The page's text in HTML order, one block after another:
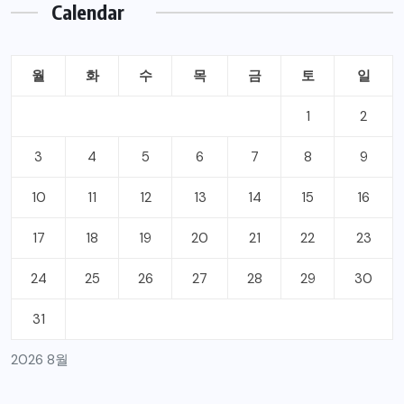
Calendar
2026 8월
월 화 수 목 금 토 일
1 2
3 4 5 6 7 8 9
10 11 12 13 14 15 16
17 18 19 20 21 22 23
24 25 26 27 28 29 30
31